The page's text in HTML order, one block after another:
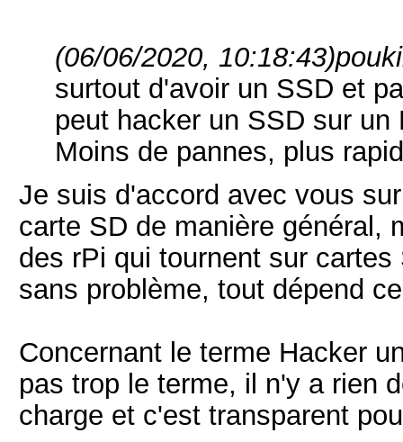
(06/06/2020, 10:18:43)
surtout d'avoir un SSD et
peut hacker un SSD sur
Moins de pannes, plus
Je suis d'accord avec vous
carte SD de manière général,
des rPi qui tournent sur
sans problème, tout dépend
Concernant le terme Hacker
pas trop le terme, il n'y a rien
charge et c'est transparent